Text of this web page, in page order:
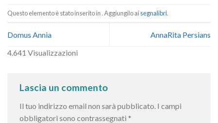
Questo elemento è stato inserito in . Aggiungilo aisegnalibri.
Domus Annia
AnnaRita Persians
4.641 Visualizzazioni
Lascia un commento
Il tuo indirizzo email non sarà pubblicato. I campi
obbligatori sono contrassegnati *